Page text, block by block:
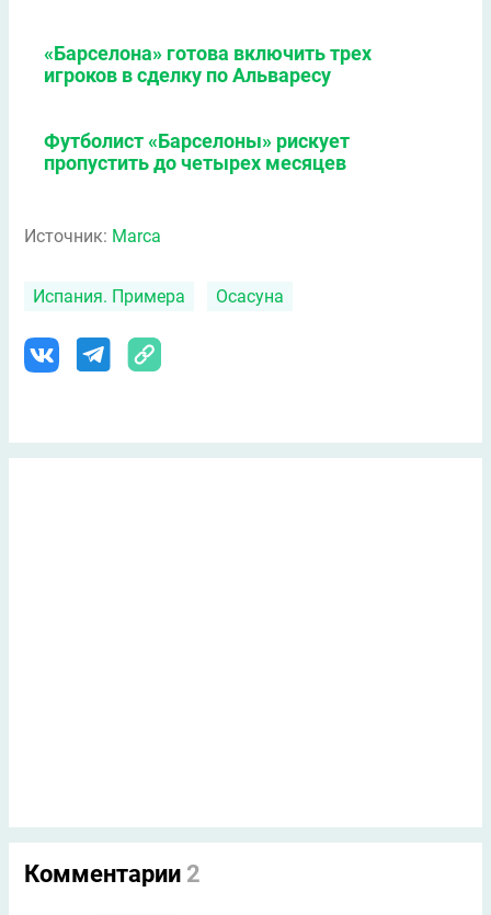
«Барселона» готова включить трех
игроков в сделку по Альваресу
Футболист «Барселоны» рискует
пропустить до четырех месяцев
Источник: Marca
Испания. Примера Осасуна
Комментарии 2